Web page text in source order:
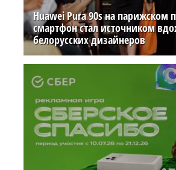
Huawei Pura 90s на парижском
смартфон стал источником
белорусских дизайнеров